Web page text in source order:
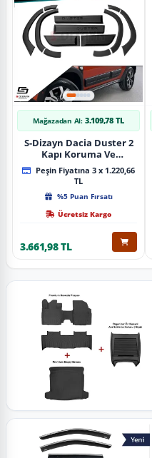
Mağazadan Al: 3.109,78 TL
S-Dizayn Dacia Duster 2
Kapı Koruma Ve
Çamurluk Kaplaması
Dodik Seti 2018 Üzeri A+
Kalite
Peşin Fiyatına 3 x 1.220,66
TL
%5 Puan Fırsatı
Ücretsiz Kargo
3.661,98 TL